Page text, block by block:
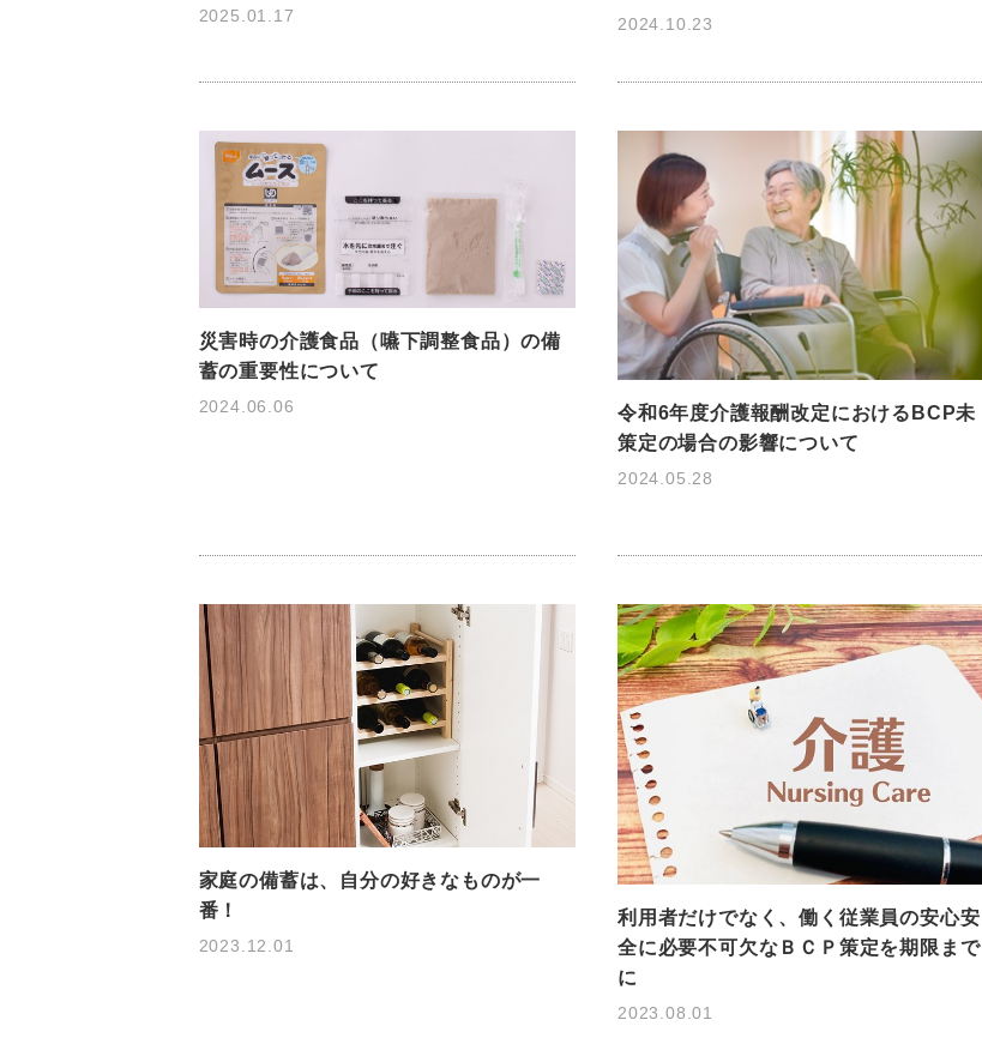
2025.01.17 2024.10.23
災害時の介護食品（嚥下調整食品）の備
蓄の重要性について
2024.06.06
令和6年度介護報酬改定におけるBCP未
策定の場合の影響について
2024.05.28
家庭の備蓄は、自分の好きなものが一
番！
2023.12.01
利用者だけでなく、働く従業員の安心安
全に必要不可欠なＢＣＰ策定を期限まで
に
2023.08.01